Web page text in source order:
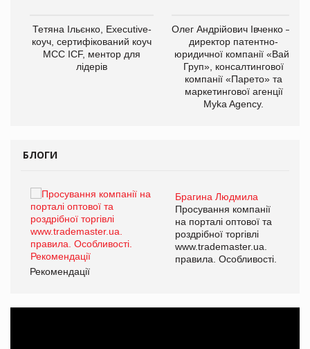
Тетяна Ільєнко, Executive-
коуч, сертифікований коуч
МСС ICF, ментор для
лідерів
Олег Андрійович Івченко —
директор патентно-
юридичної компанії «Вайз
Груп», консалтингової
компанії «Парето» та
маркетингової агенції
Myka Agency.
БЛОГИ
Брагина Людмила
Просування компанії
на порталі оптової та
роздрібної торгівлі
www.trademaster.ua.
правила. Особливості.
Рекомендації